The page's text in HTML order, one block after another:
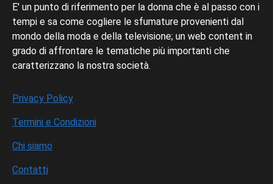
E' un punto di riferimento per la donna che è al passo con i
tempi e sa come cogliere le sfumature provenienti dal
mondo della moda e della televisione; un web content in
grado di affrontare le tematiche più importanti che
caratterizzano la nostra società.
Privacy Policy
Termini e Condizioni
Chi siamo
Contatti